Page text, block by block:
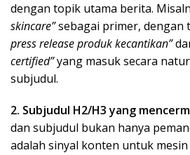
dengan topik utama berita.
skincare”sebagai primer, dengan
press release produk kecantikan”
certified”yang masuk secara
subjudul.
2. Subjudul H2/H3 yang
dan subjudul bukan hanya
adalah sinyal konten untuk